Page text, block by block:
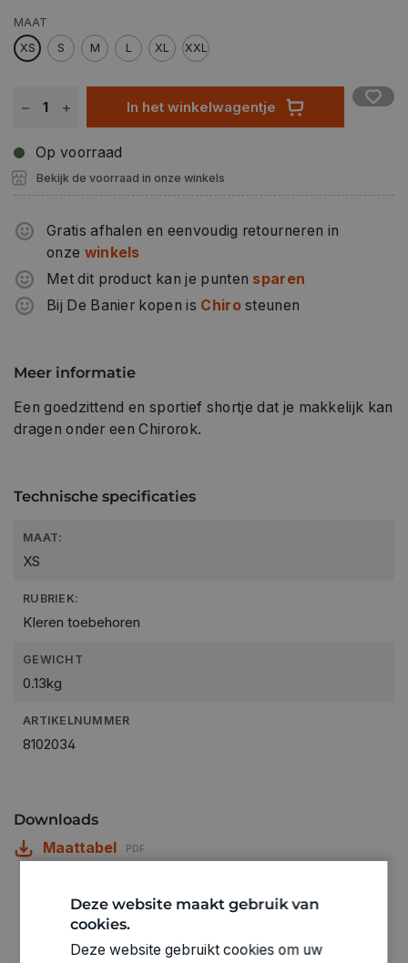
MAAT
XS
S M L XL XXL
In het winkelwagentje
Op voorraad
Bekijk de voorraad in onze winkels
Gratis afhalen en eenvoudig retourneren in
onze winkels
Met dit product kan je punten sparen
Bij De Banier kopen is Chirosteunen
Meer informatie
Een goedzittend en sportief shortje dat je makkelijk kan
dragen onder een Chirorok.
Technische specificaties
MAAT:
XS
RUBRIEK:
Kleren toebehoren
GEWICHT
0.13kg
ARTIKELNUMMER
8102034
Downloads
Maattabel PDF
Deze website maakt gebruik van
cookies.
Deze website gebruikt cookies om uw